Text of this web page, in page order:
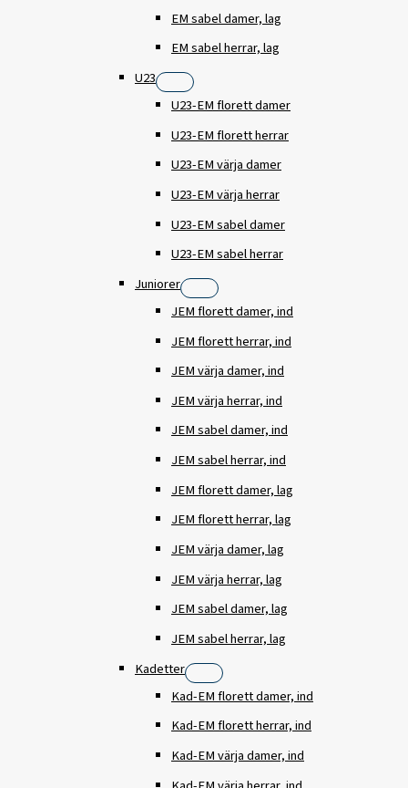
EM sabel damer, lag
EM sabel herrar, lag
U23
U23-EM florett damer
U23-EM florett herrar
U23-EM värja damer
U23-EM värja herrar
U23-EM sabel damer
U23-EM sabel herrar
Juniorer
JEM florett damer, ind
JEM florett herrar, ind
JEM värja damer, ind
JEM värja herrar, ind
JEM sabel damer, ind
JEM sabel herrar, ind
JEM florett damer, lag
JEM florett herrar, lag
JEM värja damer, lag
JEM värja herrar, lag
JEM sabel damer, lag
JEM sabel herrar, lag
Kadetter
Kad-EM florett damer, ind
Kad-EM florett herrar, ind
Kad-EM värja damer, ind